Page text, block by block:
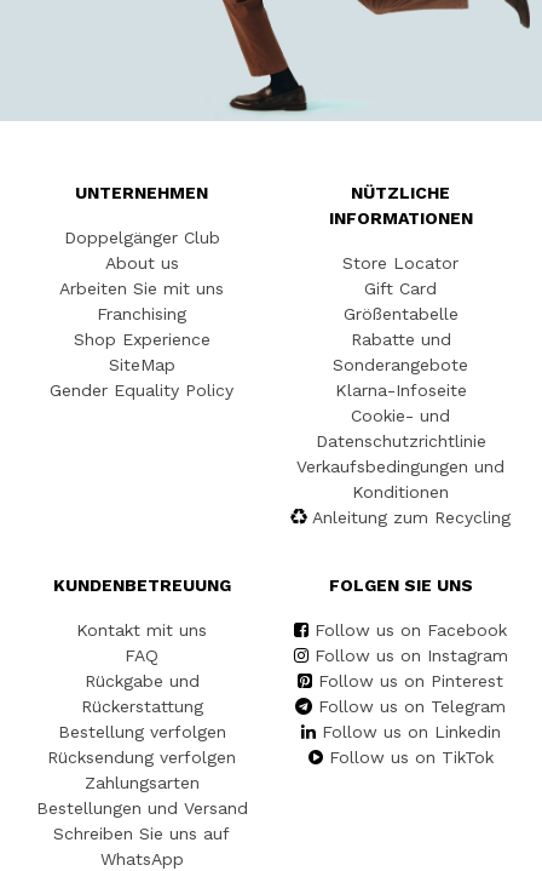
UNTERNEHMEN
Doppelgänger Club
About us
Arbeiten Sie mit uns
Franchising
Shop Experience
SiteMap
Gender Equality Policy
NÜTZLICHE
INFORMATIONEN
Store Locator
Gift Card
Größentabelle
Rabatte und
Sonderangebote
Klarna-Infoseite
Cookie- und
Datenschutzrichtlinie
Verkaufsbedingungen und
Konditionen
Anleitung zum Recycling
KUNDENBETREUUNG
Kontakt mit uns
FAQ
Rückgabe und
Rückerstattung
Bestellung verfolgen
Rücksendung verfolgen
Zahlungsarten
Bestellungen und Versand
Schreiben Sie uns auf
WhatsApp
FOLGEN SIE UNS
Follow us on Facebook
Follow us on Instagram
Follow us on Pinterest
Follow us on Telegram
Follow us on Linkedin
Follow us on TikTok